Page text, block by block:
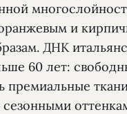
и
ДНК
60 лет:
премиальные
сезонными